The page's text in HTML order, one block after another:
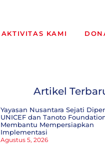
AKTIVITAS KAMI
Artikel
Yayasan Nusantara Sejati
UNICEF dan Tanoto
Membantu Mempersiapkan
Implementasi
Agustus 5, 2026